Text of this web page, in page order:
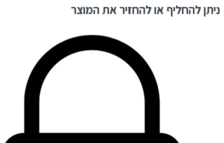
ניתן להחליף או להחזיר את המוצר